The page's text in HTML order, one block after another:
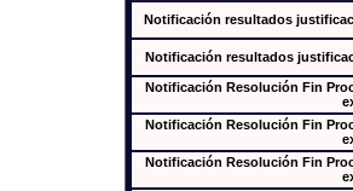
Notificación resultados
Notificación resultados
Notificación Resolución Fin
Notificación Resolución Fin
Notificación Resolución Fin